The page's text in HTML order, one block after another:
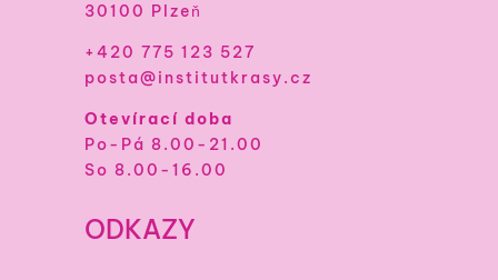
30100 Plzeň
+420 775 123 527
posta@institutkrasy.cz
Otevírací doba
Po-Pá 8.00-21.00
So 8.00-16.00
ODKAZY